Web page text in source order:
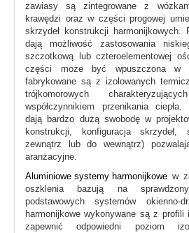
zawiasy są zintegrowane z
krawędzi oraz w części progowej
skrzydeł konstrukcji harmonijkowych.
dają możliwość zastosowania
szczotkową lub czteroelementowej
części może być wpuszczona w
fabrykowane są z izolowanych
trójkomorowych
współczynnikiem przenikania
dają bardzo dużą swobodę w
konstrukcji, konfiguracja skrzydeł,
zewnątrz lub do wewnątrz)
aranżacyjne.
Aluminiowe systemy harmonijkowe w
oszklenia bazują na
podstawowych systemów okienno-
harmonijkowe wykonywane są z
zapewnić odpowiedni poziom